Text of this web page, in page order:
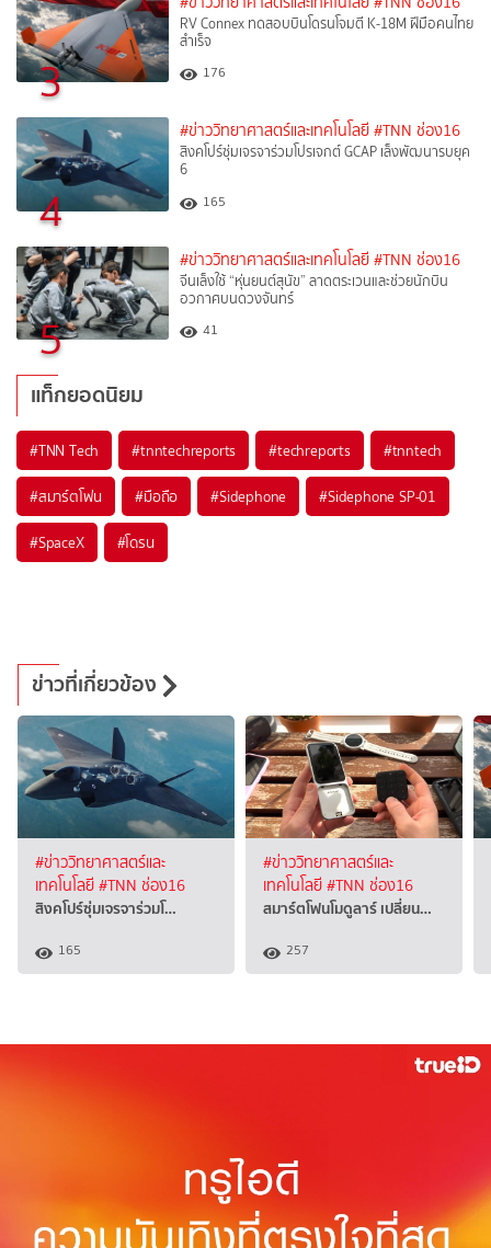
3
RV Connex ทดสอบบินโดรนโจมตี K-18M ฝีมือคนไทย
สำเร็จ
176
4
#ข่าววิทยาศาสตร์และเทคโนโลยี #TNN ช่อง16
สิงคโปร์ซุ่มเจรจาร่วมโปรเจกต์ GCAP เล็งพัฒนารบยุค
6
165
5
#ข่าววิทยาศาสตร์และเทคโนโลยี #TNN ช่อง16
จีนเล็งใช้ “หุ่นยนต์สุนัข” ลาดตระเวนและช่วยนักบิน
อวกาศบนดวงจันทร์
41
แท็กยอดนิยม
#TNN Tech #tnntechreports #techreports #tnntech
#สมาร์ตโฟน #มือถือ #Sidephone #Sidephone SP-01
#SpaceX #โดรน
ข่าวที่เกี่ยวข้อง
#ข่าววิทยาศาสตร์และ
เทคโนโลยี#TNN ช่อง16
สิงคโปร์ซุ่มเจรจาร่วมโ…
165
#ข่าววิทยาศาสตร์และ
เทคโนโลยี#TNN ช่อง16
สมาร์ตโฟนโมดูลาร์ เปลี่ยน…
257